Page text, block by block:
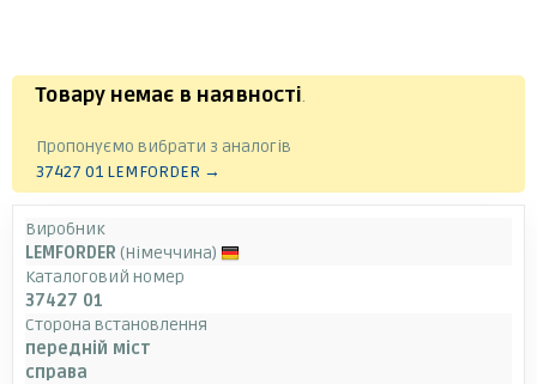
Товару немає в наявності.
Пропонуємо вибрати з аналогів
37427 01 LEMFORDER →
Виробник
LEMFORDER (Німеччина)
Каталоговий номер
37427 01
Сторона встановлення
передній міст
справа